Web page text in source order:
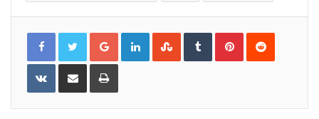
Google+LinkedInStumbleUpon
TumblrPinterestReddit
VKontakteShare
Email
Print